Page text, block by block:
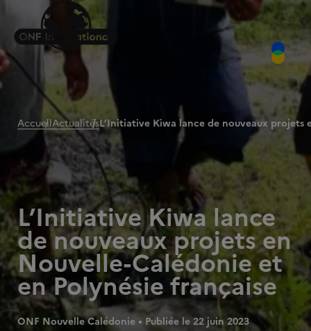
AccueilActualitésL’Initiative Kiwa lance de nouveaux projets
L’Initiative Kiwa lance
de nouveaux projets en
Nouvelle-Calédonie et
en Polynésie française
ONF Nouvelle Calédonie • Publiée le 22 juin 2023